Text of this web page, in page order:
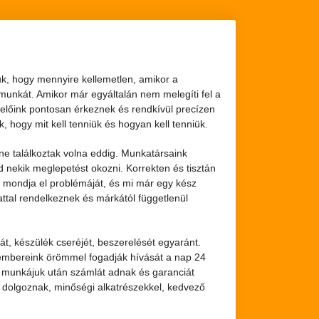
hogy mennyire kellemetlen, amikor a
Amikor már egyáltalán nem melegíti fel a
pontosan érkeznek és rendkívül precízen
hogy mit kell tenniük és hogyan kell tenniük.
találkoztak volna eddig. Munkatársaink
meglepetést okozni. Korrekten és tisztán
el problémáját, és mi már egy kész
rendelkeznek és márkától függetlenül
készülék cseréjét, beszerelését egyaránt.
örömmel fogadják hívását a nap 24
után számlát adnak és garanciát
minőségi alkatrészekkel, kedvező